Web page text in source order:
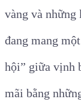
vàng và
đang mang
hội” giữa vịnh
mãi bằng